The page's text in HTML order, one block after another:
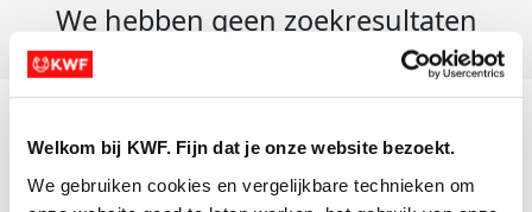
Welkom bij KWF. Fijn dat je onze website bezoekt.
We gebruiken cookies en vergelijkbare technieken om
We hebben geen zoekresultaten
Actiematerialen
Evenementen